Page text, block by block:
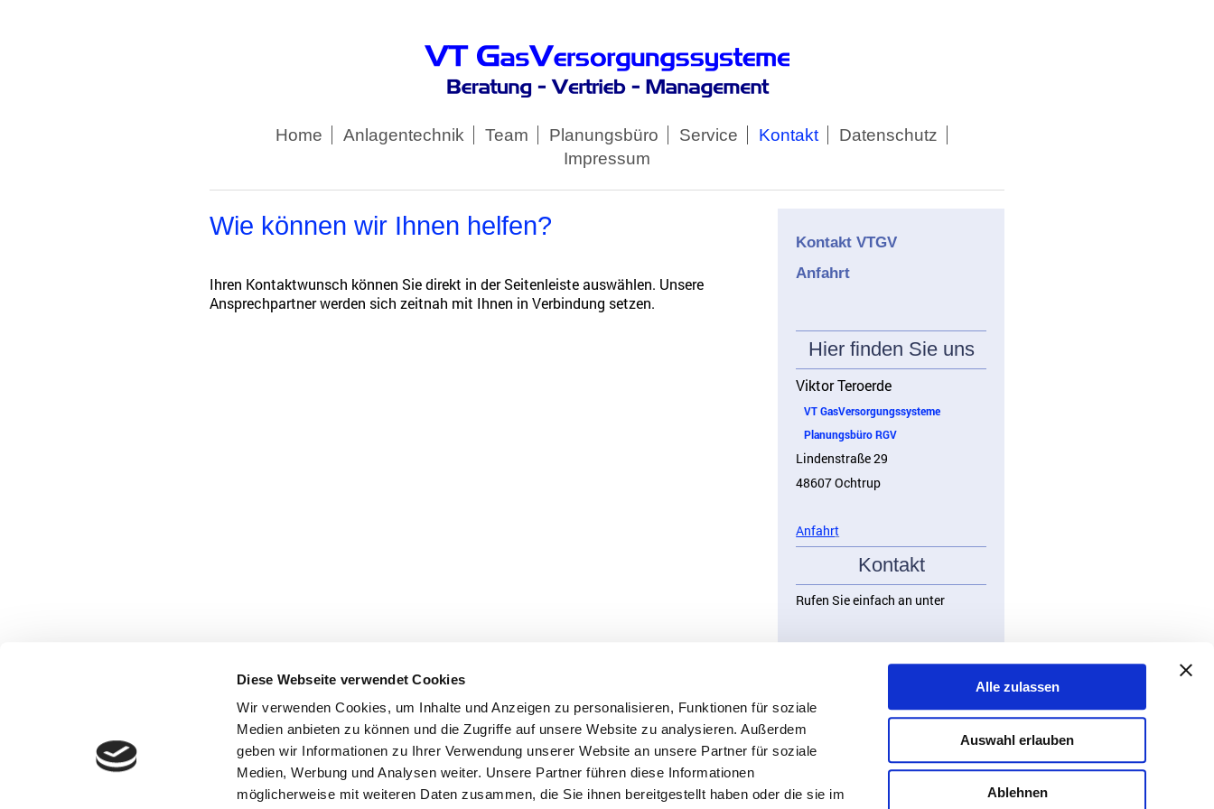
Diese Webseite verwendet Cookies
Wir verwenden Cookies, um Inhalte und Anzeigen zu personalisieren, Funktionen für soziale
Medien anbieten zu können und die Zugriffe auf unsere Website zu analysieren. Außerdem
geben wir Informationen zu Ihrer Verwendung unserer Website an unsere Partner für soziale
Medien, Werbung und Analysen weiter. Unsere Partner führen diese Informationen
möglicherweise mit weiteren Daten zusammen, die Sie ihnen bereitgestellt haben oder die sie im
Alle zulassen
Auswahl erlauben
Ablehnen
Home Anlagentechnik Team Planungsbüro Service Kontakt
Datenschutz
Impressum
Wie können wir Ihnen helfen?
Ihren Kontaktwunsch können Sie direkt in der Seitenleiste auswählen. Unsere
Ansprechpartner werden sich zeitnah mit Ihnen in Verbindung setzen.
Kontakt VTGV
Anfahrt
Hier finden Sie uns
Viktor Teroerde
VT GasVersorgungssysteme
Planungsbüro RGV
Lindenstraße 29
48607 Ochtrup
Anfahrt
Kontakt
Rufen Sie einfach an unter
+49 2553 720841
Sie sind unser Gast Nr.